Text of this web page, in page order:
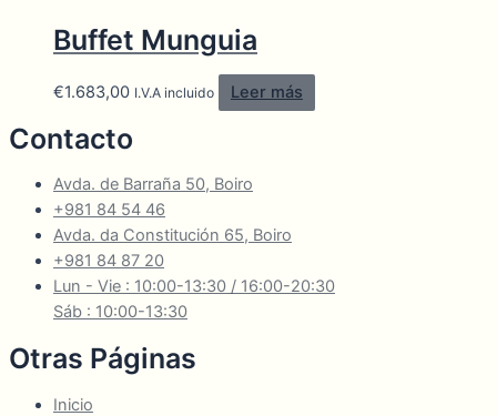
Buffet Munguia
€1.683,00 I.V.A incluido Leer más
Contacto
Avda. de Barraña 50, Boiro
+981 84 54 46
Avda. da Constitución 65, Boiro
+981 84 87 20
Lun - Vie : 10:00-13:30 / 16:00-20:30
Sáb : 10:00-13:30
Otras Páginas
Inicio